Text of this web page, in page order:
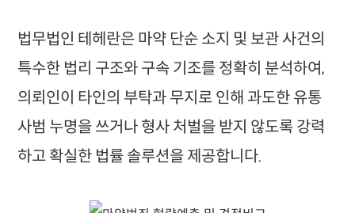
법무법인 테헤란은 마약 단순 소지 및 보관 사건의
특수한 법리 구조와 구속 기조를 정확히 분석하여,
의뢰인이 타인의 부탁과 무지로 인해 과도한 유통
사범 누명을 쓰거나 형사 처벌을 받지 않도록 강력
하고 확실한 법률 솔루션을 제공합니다.